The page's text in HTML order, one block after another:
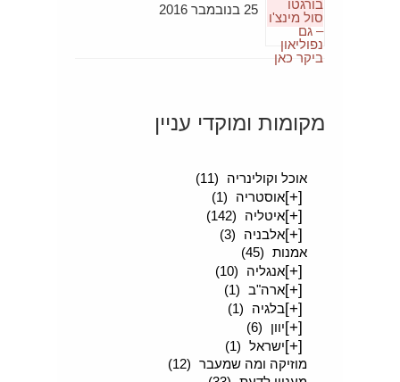
25 בנובמבר 2016
מקומות ומוקדי עניין
אוכל וקולינריה
(11)
[+]אוסטריה (1)
[+]איטליה (142)
[+]אלבניה
(3)
אמנות (45)
[+]אנגליה (10)
[+]ארה"ב (1)
[+]בלגיה (1)
[+]יוון (6)
[+]ישראל (1)
מוזיקה ומה שמעבר (12)